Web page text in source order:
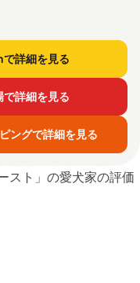
詳細を見る
で詳細を見る
ングで詳細を見る
スト」の愛犬家の評価